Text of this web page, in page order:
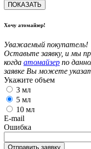
ПОКАЗАТЬ
Хочу атомайзер!
Уважаемый покупатель!
Оставьте заявку, и мы
когда атомайзер по
заявке Вы можете
Укажите объем
3 мл
5 мл
10 мл
E-mail
Ошибка
Отправить заявку